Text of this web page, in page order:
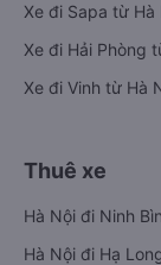
Xe đi Sapa từ Hà
Xe đi Hải Phòng
Xe đi Vinh từ Hà
Thuê xe
Hà Nội đi Ninh
Hà Nội đi Hạ